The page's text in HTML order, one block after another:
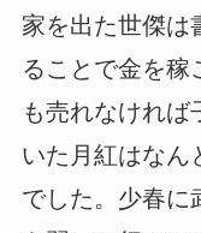
家を出た世傑は
ることで金を稼
も売れなければ
いた月紅はなん
でした。少春に